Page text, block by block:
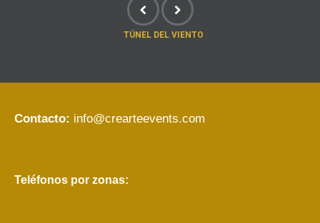
TÚNEL DEL VIENTO
Contacto: info@crearteevents.com
Teléfonos por zonas: